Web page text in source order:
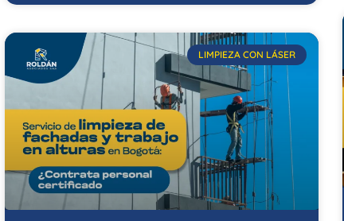
LIMPIEZA CON LÁSER